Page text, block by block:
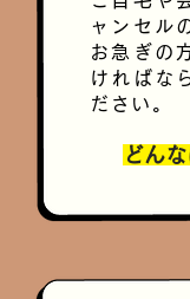
ャンセル
お急ぎの
ければな
ださい。
どん